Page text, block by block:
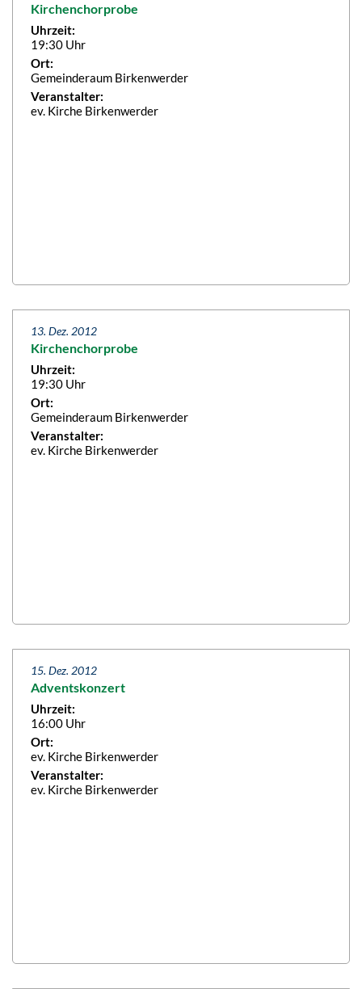
Kirchenchorprobe
Uhrzeit:
19:30 Uhr
Ort:
Gemeinderaum Birkenwerder
Veranstalter:
ev. Kirche Birkenwerder
13. Dez. 2012
Kirchenchorprobe
Uhrzeit:
19:30 Uhr
Ort:
Gemeinderaum Birkenwerder
Veranstalter:
ev. Kirche Birkenwerder
15. Dez. 2012
Adventskonzert
Uhrzeit:
16:00 Uhr
Ort:
ev. Kirche Birkenwerder
Veranstalter:
ev. Kirche Birkenwerder